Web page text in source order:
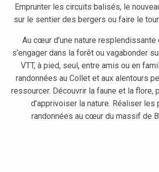
Emprunter les circuits balisés, le
sur le sentier des bergers ou faire le
Au cœur d’une nature resplendissante
s’engager dans la forêt ou vagabonder
VTT, à pied, seul, entre amis ou en
randonnées au Collet et aux alentours
ressourcer. Découvrir la faune et la flore,
d’apprivoiser la nature. Réaliser les
randonnées au cœur du massif de